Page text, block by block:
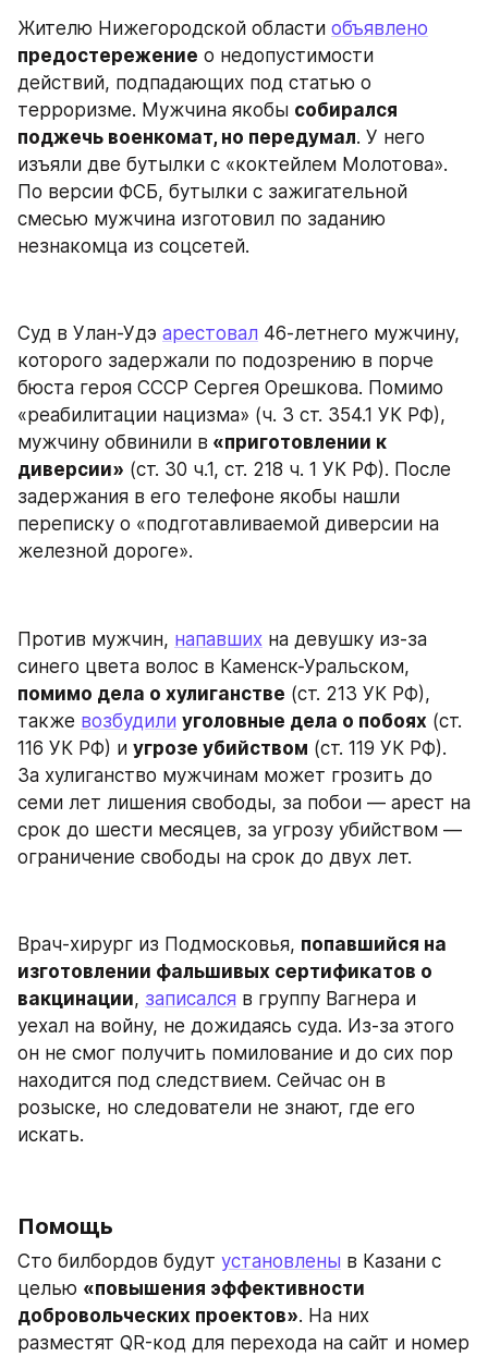
Жителю Нижегородской области объявлено
предостережение о недопустимости
действий, подпадающих под статью о
терроризме. Мужчина якобы собирался
поджечь военкомат, но передумал. У него
изъяли две бутылки с «коктейлем Молотова».
По версии ФСБ, бутылки с зажигательной
смесью мужчина изготовил по заданию
незнакомца из соцсетей.
Суд в Улан-Удэ арестовал 46-летнего мужчину,
которого задержали по подозрению в порче
бюста героя СССР Сергея Орешкова. Помимо
«реабилитации нацизма» (ч. 3 ст. 354.1 УК РФ),
мужчину обвинили в «приготовлении к
диверсии» (ст. 30 ч.1, ст. 218 ч. 1 УК РФ). После
задержания в его телефоне якобы нашли
переписку о «подготавливаемой диверсии на
железной дороге».
Против мужчин, напавших на девушку из-за
помимо дела о хулиганстве (ст. 213 УК РФ),
также возбудили уголовные дела о побоях (ст.
116 УК РФ) и угрозе убийством (ст. 119 УК РФ).
За хулиганство мужчинам может грозить до
семи лет лишения свободы, за побои — арест на
срок до шести месяцев, за угрозу убийством —
ограничение свободы на срок до двух лет.
Врач-хирург из Подмосковья, попавшийся на
изготовлении фальшивых сертификатов о
вакцинации, записался в группу Вагнера и
уехал на войну, не дожидаясь суда. Из-за этого
он не смог получить помилование и до сих пор
находится под следствием. Сейчас он в
розыске, но следователи не знают, где его
искать.
Помощь
Сто билбордов будут установлены в Казани с
целью «повышения эффективности
добровольческих проектов». На них
разместят QR-код для перехода на сайт и номер